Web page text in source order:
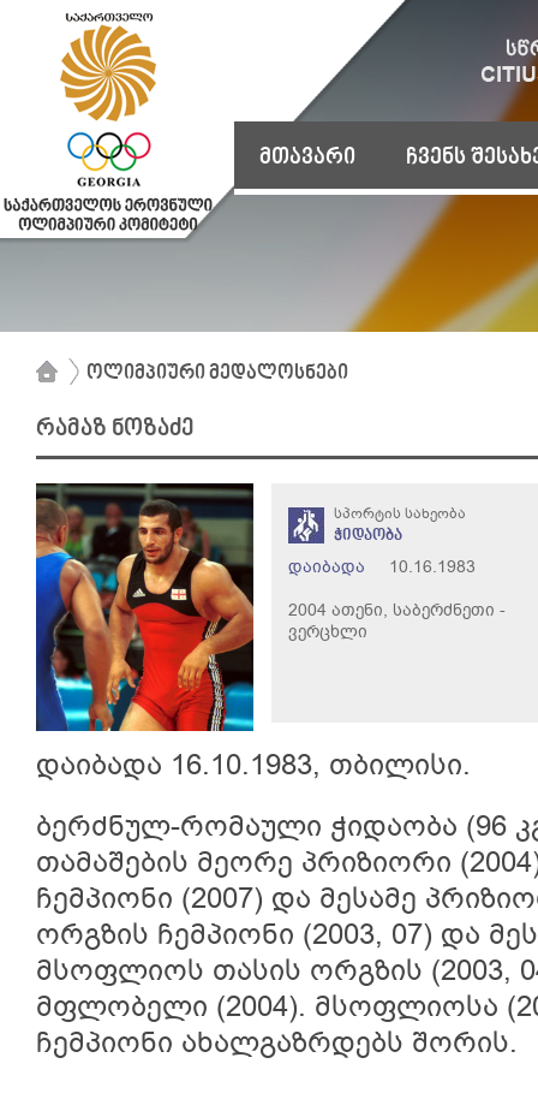
მთავარი ჩვენს
ოლიმპიური მედალოსნები
რამაზ ნოზაძე
სპორტის სახეობა
ჭიდაობა
დაიბადა 10.16.1983
2004 ათენი, საბერძნეთი -
ვერცხლი
დაიბადა 16.10.1983, თბილისი.
ბერძნულ-რომაული ჭიდაობა (96
თამაშების მეორე პრიზიორი
ჩემპიონი (2007) და მესამე
ორგზის ჩემპიონი (2003, 07) და
მსოფლიოს თასის ორგზის (2003,
მფლობელი (2004). მსოფლიოსა
ჩემპიონი ახალგაზრდებს შორის.